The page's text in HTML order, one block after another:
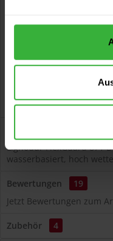
Versand innerhalb
Persönliche
Lignodur FlexGuard 871
wasserbasiert, hoch
Bewertungen
19
Jetzt Bewertungen zum
Zubehör 4